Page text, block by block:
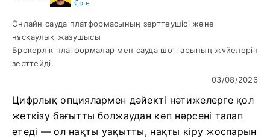
Cole
Онлайн сауда платформасының зерттеушісі және
нұсқаулық жазушысы
Брокерлік платформалар мен сауда шоттарының жүйелерін
зерттейді.
03/08/2026
Цифрлық опциялармен дәйекті нәтижелерге қол
жеткізу бағытты болжаудан көп нәрсені талап
етеді — ол нақты уақытты, нақты кіру жоспарын